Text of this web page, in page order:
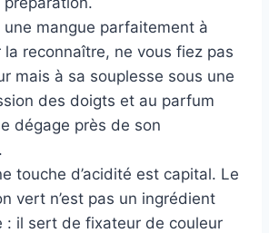
une mangue parfaitement à
la reconnaître, ne vous fiez pas
mais à sa souplesse sous une
des doigts et au parfum
dégage près de son
touche d’acidité est capital. Le
vert n’est pas un ingrédient
: il sert de fixateur de couleur